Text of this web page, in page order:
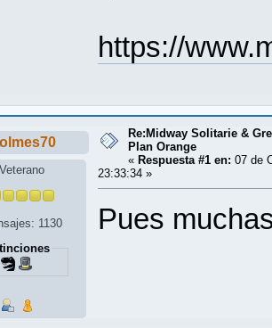
https://
Veterano
1130
Re:Midway Solitarie &
Plan Orange
« Respuesta #1 en: 07 de
23:33:34 »
Pues